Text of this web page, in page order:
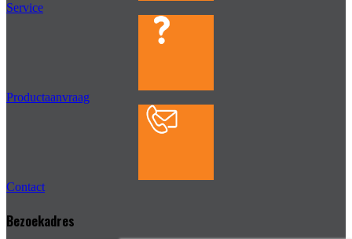
Service
Productaanvraag
Contact
Bezoekadres